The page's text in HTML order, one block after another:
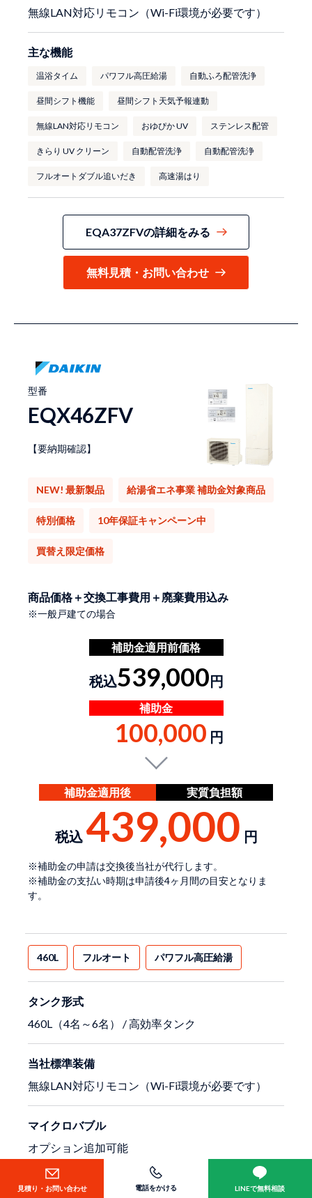
無線LAN対応リモコン（Wi-Fi環境が必要です）
主な機能
温浴タイム パワフル高圧給湯 自動ふろ配管洗浄
昼間シフト機能 昼間シフト天気予報連動
無線LAN対応リモコン おゆぴか UV ステンレス配管
きらり UV クリーン 自動配管洗浄 自動配管洗浄
フルオートダブル追いだき 高速湯はり
EQA37ZFVの詳細をみる
無料見積・お問い合わせ
型番
EQX46ZFV
【要納期確認】
NEW! 最新製品 給湯省エネ事業 補助金対象商品
特別価格 10年保証キャンペーン中
買替え限定価格
商品価格＋交換工事費用＋廃棄費用込み
※一般戸建ての場合
補助金適用前価格
税込539,000円
補助金
100,000 円
補助金適用後 実質負担額
税込 439,000 円
※補助金の申請は交換後当社が代行します。
※補助金の支払い時期は申請後4ヶ月間の目安となりま
す。
460L フルオート パワフル高圧給湯
タンク形式
460L（4名～6名） / 高効率タンク
当社標準装備
無線LAN対応リモコン（Wi-Fi環境が必要です）
マイクロバブル
オプション追加可能
主な機能
見積り・お問い合わせ 電話をかける LINEで無料相談